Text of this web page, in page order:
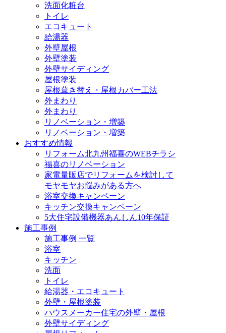
洗面化粧台
トイレ
エコキュート
給湯器
外壁屋根
外壁塗装
外壁サイディング
屋根塗装
屋根葺き替え・屋根カバー工法
外まわり
外まわり
リノベーション・増築
リノベーション・増築
おすすめ情報
リフォーム北九州福喜のWEBチラシ
福喜のリノベーション
家電量販店でリフォームを検討して
モヤモヤお悩みがある方へ
浴室交換キャンペーン
キッチン交換キャンペーン
5大住宅設備機器あんしん10年保証
施工事例
施工事例 一覧
浴室
キッチン
洗面
トイレ
給湯器・エコキュート
外壁・屋根塗装
ハウスメーカー住宅の外壁・屋根
外壁サイディング